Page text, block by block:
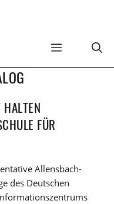
MENÜ
FÜR
Allensbach-
des Deutschen